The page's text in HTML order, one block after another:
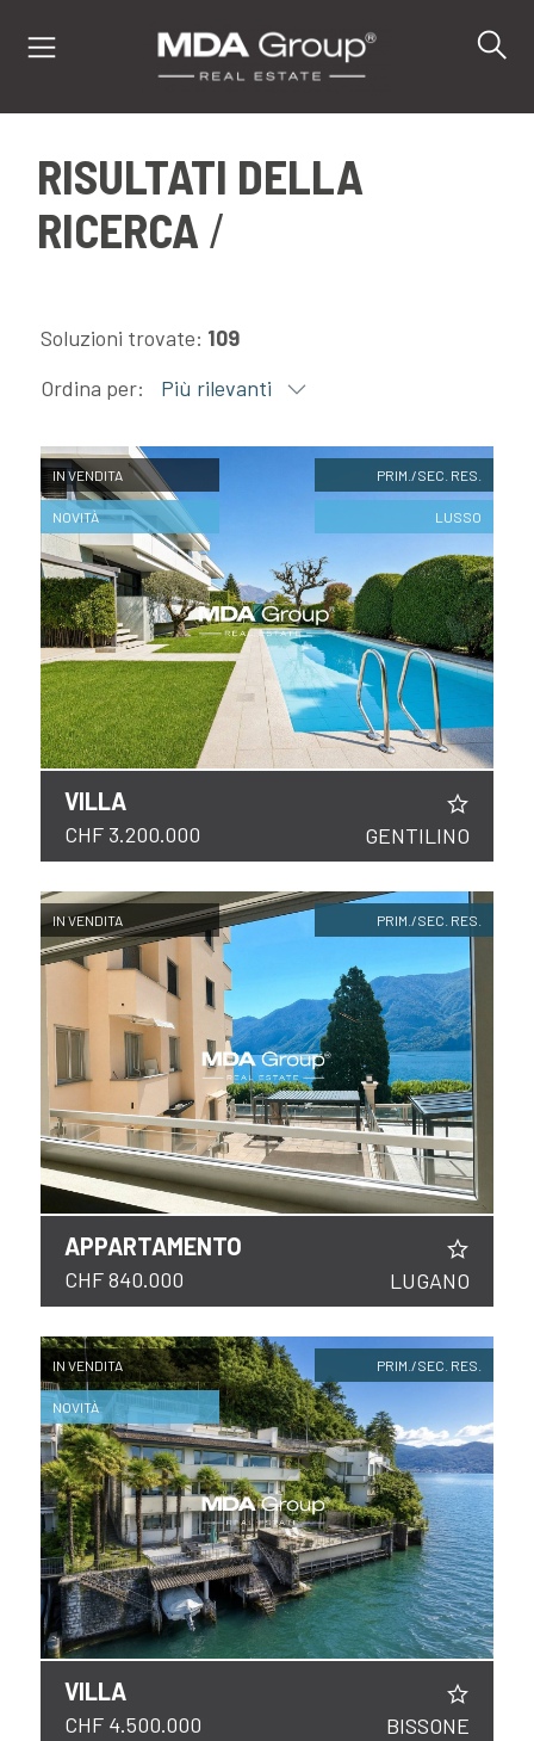
RISULTATI DELLA
RICERCA
Soluzioni trovate: 109
Ordina per:
Più rilevanti
IN VENDITA
NOVITÀ
PRIM./SEC. RES.
LUSSO
VILLA
CHF 3.200.000 GENTILINO
IN VENDITA PRIM./SEC. RES.
APPARTAMENTO
CHF 840.000 LUGANO
IN VENDITA
NOVITÀ
PRIM./SEC. RES.
VILLA
CHF 4.500.000 BISSONE
IMMOBILI
VENDI
VALUTA
NEWS
AZIENDA
CONTATTI
AWARDS
FOLLOW